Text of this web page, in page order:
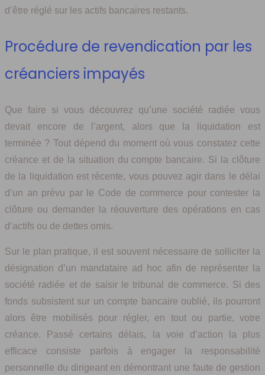
d’être réglé sur les actifs bancaires restants.
Procédure de revendication par les
créanciers impayés
Que faire si vous découvrez qu’une société radiée vous
devait encore de l’argent, alors que la liquidation est
terminée ? Tout dépend du moment où vous constatez cette
créance et de la situation du compte bancaire. Si la clôture
de la liquidation est récente, vous pouvez agir dans le délai
d’un an prévu par le Code de commerce pour contester la
clôture ou demander la réouverture des opérations en cas
d’actifs ou de dettes omis.
Sur le plan pratique, il est souvent nécessaire de solliciter la
désignation d’un mandataire ad hoc afin de représenter la
société radiée et de saisir le tribunal de commerce. Si des
fonds subsistent sur un compte bancaire oublié, ils pourront
alors être mobilisés pour régler, en tout ou partie, votre
créance. Passé certains délais, la voie d’action la plus
efficace consiste parfois à engager la responsabilité
personnelle du dirigeant en démontrant une faute de gestion